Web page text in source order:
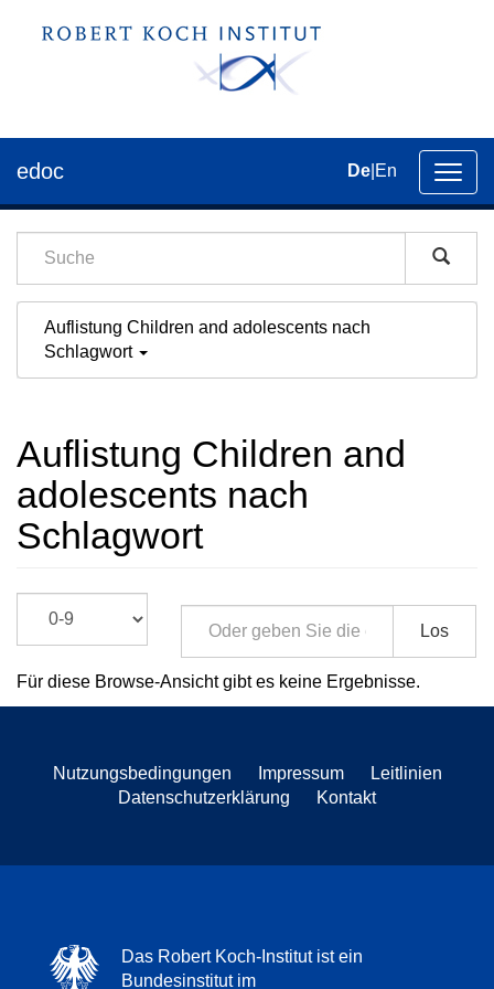
der
edoc De En
Auflistung Children and adolescents nach
Schlagwort
Auflistung Children and
adolescents nach
Schlagwort
Los
Für diese Browse-Ansicht gibt es keine Ergebnisse.
Nutzungsbedingungen Impressum
Leitlinien
Datenschutzerklärung
Kontakt
Das Robert Koch-Institut ist ein
Bundesinstitut im